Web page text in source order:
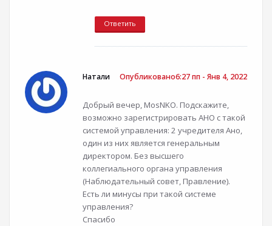
Ответить
Натали Опубликовано6:27 пп - Янв 4, 2022
Добрый вечер, MosNKO. Подскажите,
возможно зарегистрировать АНО с такой
системой управления: 2 учредителя Ано,
один из них является генеральным
директором. Без высшего
коллегиального органа управления
(Наблюдательный совет, Правление).
Есть ли минусы при такой системе
управления?
Спасибо